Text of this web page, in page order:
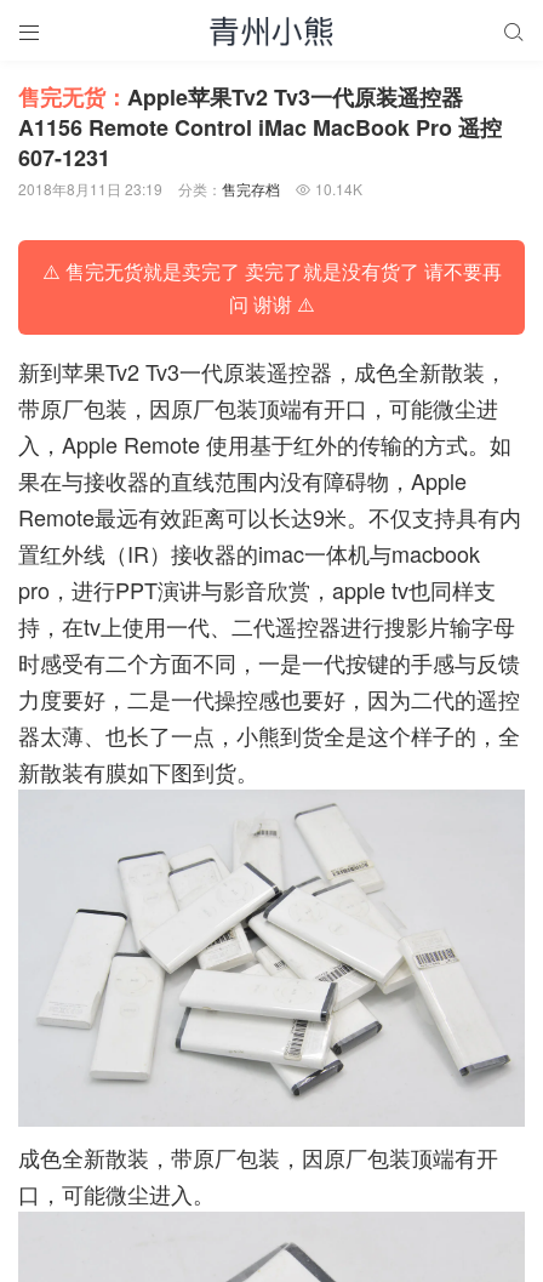
 
售完无货： Apple苹果Tv2 Tv3一代原装遥控器
A1156 Remote Control iMac MacBook Pro 遥控
607-1231
2018年8月11日 23:19 分类： 售完存档  10.14K
⚠️ 售完无货就是卖完了 卖完了就是没有货了 请不要再
问 谢谢 ⚠️
新到苹果Tv2 Tv3一代原装遥控器，成色全新散装，
带原厂包装，因原厂包装顶端有开口，可能微尘进
入，Apple Remote 使用基于红外的传输的方式。如
果在与接收器的直线范围内没有障碍物，Apple
Remote最远有效距离可以长达9米。不仅支持具有内
置红外线（IR）接收器的imac一体机与macbook
pro，进行PPT演讲与影音欣赏，apple tv也同样支
持，在tv上使用一代、二代遥控器进行搜影片输字母
时感受有二个方面不同，一是一代按键的手感与反馈
力度要好，二是一代操控感也要好，因为二代的遥控
器太薄、也长了一点，小熊到货全是这个样子的，全
新散装有膜如下图到货。
成色全新散装，带原厂包装，因原厂包装顶端有开
口，可能微尘进入。